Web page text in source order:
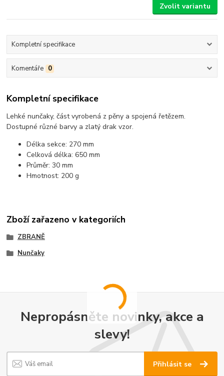
Zvolit variantu
Kompletní specifikace
Komentáře 0
Kompletní specifikace
Lehké nunčaky, část vyrobená z pěny a spojená řetězem.
Dostupné různé barvy a zlatý drak vzor.
Délka sekce: 270 mm
Celková délka: 650 mm
Průměr: 30 mm
Hmotnost: 200 g
Zboží zařazeno v kategoriích
ZBRANĚ
Nunčaky
Nepropásněte novinky, akce a
slevy!
Přihlásit se